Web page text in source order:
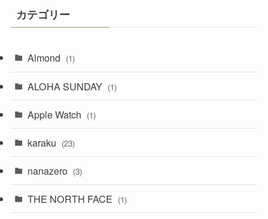
カテゴリー
Almond (1)
ALOHA SUNDAY (1)
Apple Watch (1)
karaku (23)
nanazero (3)
THE NORTH FACE (1)